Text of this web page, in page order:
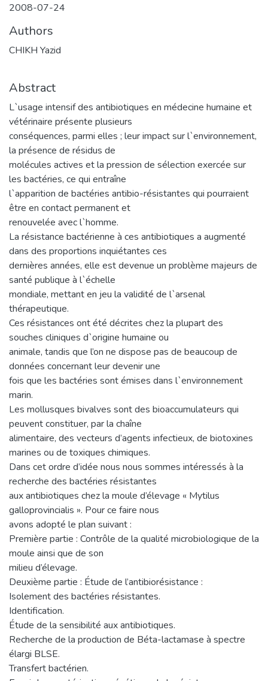
2008-07-24
Authors
CHIKH Yazid
Abstract
L`usage intensif des antibiotiques en médecine humaine et
vétérinaire présente plusieurs
conséquences, parmi elles ; leur impact sur l`environnement,
la présence de résidus de
molécules actives et la pression de sélection exercée sur
les bactéries, ce qui entraîne
l`apparition de bactéries antibio-résistantes qui pourraient
être en contact permanent et
renouvelée avec l`homme.
La résistance bactérienne à ces antibiotiques a augmenté
dans des proportions inquiétantes ces
dernières années, elle est devenue un problème majeurs de
santé publique à l`échelle
mondiale, mettant en jeu la validité de l`arsenal
thérapeutique.
Ces résistances ont été décrites chez la plupart des
souches cliniques d`origine humaine ou
animale, tandis que l’on ne dispose pas de beaucoup de
données concernant leur devenir une
fois que les bactéries sont émises dans l`environnement
marin.
Les mollusques bivalves sont des bioaccumulateurs qui
peuvent constituer, par la chaîne
alimentaire, des vecteurs d’agents infectieux, de biotoxines
marines ou de toxiques chimiques.
Dans cet ordre d’idée nous nous sommes intéressés à la
recherche des bactéries résistantes
aux antibiotiques chez la moule d’élevage « Mytilus
galloprovincialis ». Pour ce faire nous
avons adopté le plan suivant :
Première partie : Contrôle de la qualité microbiologique de la
moule ainsi que de son
milieu d’élevage.
Deuxième partie : Étude de l’antibiorésistance :
Isolement des bactéries résistantes.
Identification.
Étude de la sensibilité aux antibiotiques.
Recherche de la production de Béta-lactamase à spectre
élargi BLSE.
Transfert bactérien.